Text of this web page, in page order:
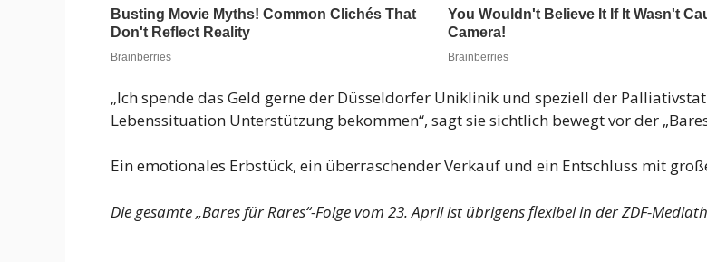
„Ich spende das Geld gerne der Düsseldorfer Uniklinik und speziell der
Lebenssituation Unterstützung bekommen“, sagt sie sichtlich bewegt vor der
Ein emotionales Erbstück, ein überraschender Verkauf und ein Entschluss mit
Die gesamte „Bares für Rares“-Folge vom 23. April ist übrigens flexibel in der ZDF-